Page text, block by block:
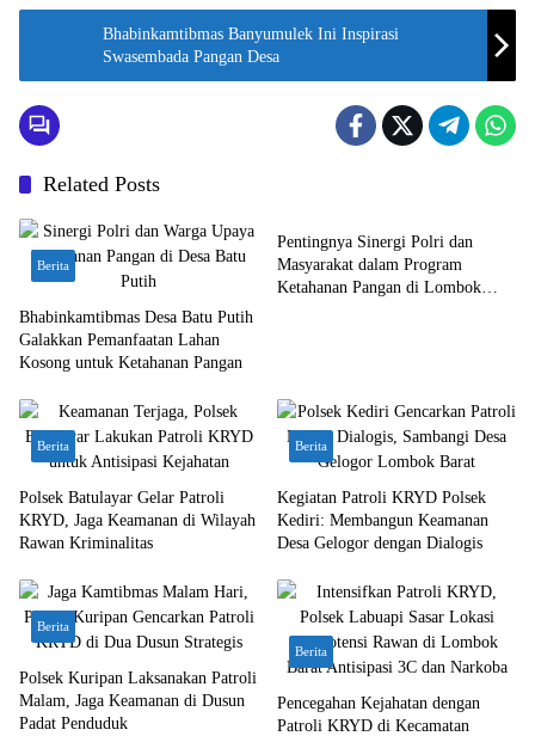
Bhabinkamtibmas Banyumulek Ini Inspirasi
Swasembada Pangan Desa
Related Posts
Berita
Bhabinkamtibmas Desa Batu Putih
Galakkan Pemanfaatan Lahan
Kosong untuk Ketahanan Pangan
Pentingnya Sinergi Polri dan
Masyarakat dalam Program
Ketahanan Pangan di Lombok
Berita
Polsek Batulayar Gelar Patroli
KRYD, Jaga Keamanan di Wilayah
Rawan Kriminalitas
Berita
Kegiatan Patroli KRYD Polsek
Kediri: Membangun Keamanan
Desa Gelogor dengan Dialogis
Berita
Polsek Kuripan Laksanakan Patroli
Malam, Jaga Keamanan di Dusun
Padat Penduduk
Berita
Pencegahan Kejahatan dengan
Patroli KRYD di Kecamatan